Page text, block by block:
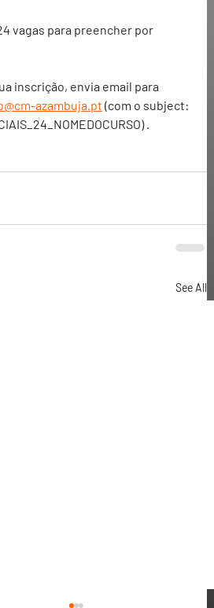
vagas para preencher por
inscrição, envia email para
azambuja.pt (com o subject:
.
See All